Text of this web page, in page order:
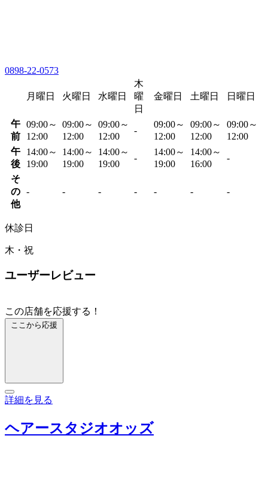
0898-22-0573
月曜日 火曜日 水曜日
木
曜
日
金曜日 土曜日 日曜日
午
前
09:00～
12:00
09:00～
12:00
09:00～
12:00
-
09:00～
12:00
09:00～
12:00
09:00～
12:00
午
後
14:00～
19:00
14:00～
19:00
14:00～
19:00
-
14:00～
19:00
14:00～
16:00
-
そ
の
他
- - - - - - -
休診日
木・祝
ユーザーレビュー
この店舗を応援する！
ここから応援
詳細を見る
ヘアースタジオオッズ